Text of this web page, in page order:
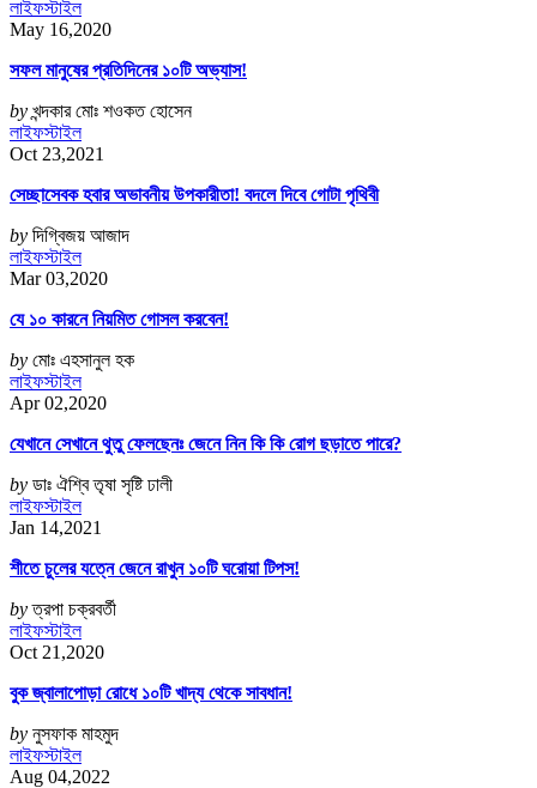
লাইফস্টাইল
May 16,2020
সফল মানুষের প্রতিদিনের ১০টি অভ্যাস!
by খন্দকার মোঃ শওকত হোসেন
লাইফস্টাইল
Oct 23,2021
সেচ্ছাসেবক হবার অভাবনীয় উপকারীতা! বদলে দিবে গোটা পৃথিবী
by দিগ্বিজয় আজাদ
লাইফস্টাইল
Mar 03,2020
যে ১০ কারনে নিয়মিত গোসল করবেন!
by মোঃ এহসানুল হক
লাইফস্টাইল
Apr 02,2020
যেখানে সেখানে থুতু ফেলছেনঃ জেনে নিন কি কি রোগ ছড়াতে পারে?
by ডাঃ ঐশ্বি তৃষা সৃষ্টি ঢালী
লাইফস্টাইল
Jan 14,2021
শীতে চুলের যত্নে জেনে রাখুন ১০টি ঘরোয়া টিপস!
byত্রপা চক্রবর্তী
লাইফস্টাইল
Oct 21,2020
বুক জ্বালাপোড়া রোধে ১০টি খাদ্য থেকে সাবধান!
by নুসফাক মাহমুদ
লাইফস্টাইল
Aug 04,2022